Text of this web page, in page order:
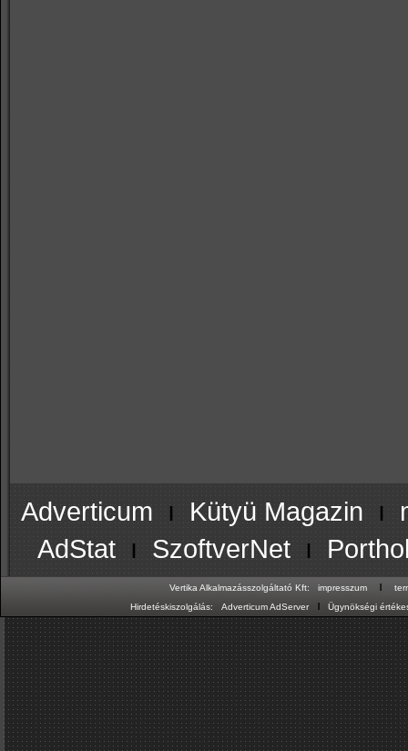
Adverticum ı Kütyü Magazinı
AdStat ıSzoftverNetı
Vertika Alkalmazásszolgáltató Kft: impresszum ı
Hirdetéskiszolgálás:
Adverticum AdServer ıÜgynökségi